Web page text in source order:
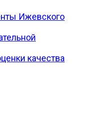
Ижевского
качества